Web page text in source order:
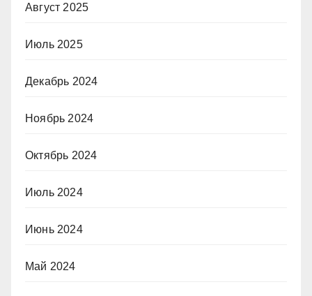
Август 2025
Июль 2025
Декабрь 2024
Ноябрь 2024
Октябрь 2024
Июль 2024
Июнь 2024
Май 2024